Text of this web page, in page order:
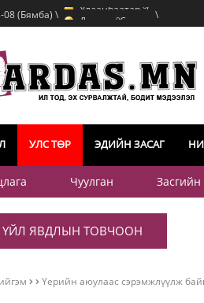
08 (Бямба) \ Дархан o C
Эрдэнэт C
\
УЛС ТӨР ЭДИЙН ЗАСАГ
Чуулган Засгийн
ЯВДЛЫН ТОВЧООН
Үерийн аюулаас сэрэмжлүүлж